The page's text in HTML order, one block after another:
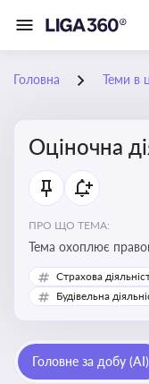
Головна Теми в
Оціночна
ПРО ЩО ТЕМА:
Тема охоплює
майнових прав і
включно з
корисне для
бухгалтера під час
Страхова
Будівельна
Головне за добу (AI)